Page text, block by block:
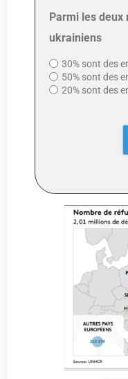
Parmi les
ukrainiens
30% sont des
50% sont des
20% sont des